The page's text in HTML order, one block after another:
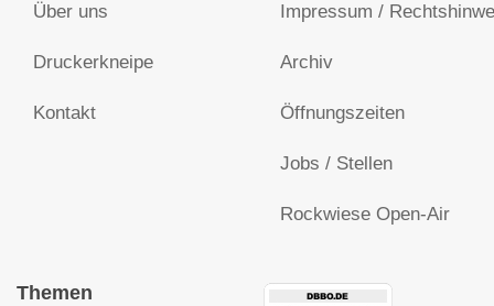
Über uns
Druckerkneipe
Kontakt
Impressum /
Archiv
Öffnungszeiten
Jobs / Stellen
Rockwiese Open-Air
Themen